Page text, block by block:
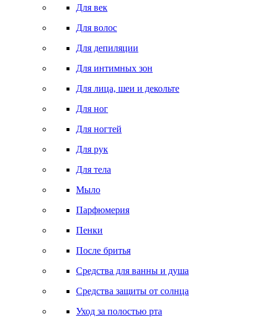
Для век
Для волос
Для депиляции
Для интимных зон
Для лица, шеи и декольте
Для ног
Для ногтей
Для рук
Для тела
Мыло
Парфюмерия
Пенки
После бритья
Средства для ванны и душа
Средства защиты от солнца
Уход за полостью рта